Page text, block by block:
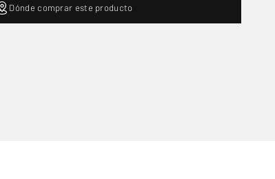
Dónde comprar este producto